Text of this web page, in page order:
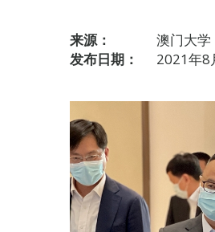
来源：
澳门大学
发布日期：
2021年8